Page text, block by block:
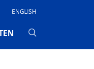
ENGLISH